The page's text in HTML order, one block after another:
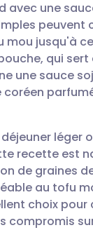
Partager par
Partager sur
Partager via X
Partager via
🇬🇧 English
🇪🇸 Español
🇮🇳 हिन्दी
🇸🇦 عربي
avec une
peuvent
mou jusqu'à
qui
une sauce
léger
recette est
de graines
au tofu
choix
compromis